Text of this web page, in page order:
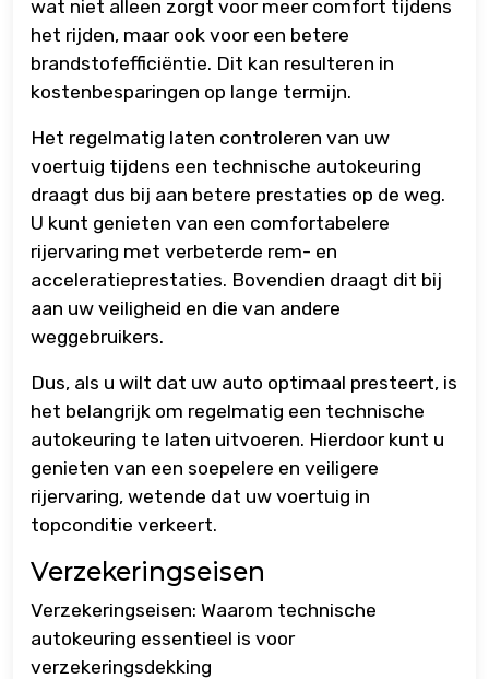
wat niet alleen zorgt voor meer comfort tijdens
het rijden, maar ook voor een betere
brandstofefficiëntie. Dit kan resulteren in
kostenbesparingen op lange termijn.
Het regelmatig laten controleren van uw
voertuig tijdens een technische autokeuring
draagt dus bij aan betere prestaties op de weg.
U kunt genieten van een comfortabelere
rijervaring met verbeterde rem- en
acceleratieprestaties. Bovendien draagt dit bij
aan uw veiligheid en die van andere
weggebruikers.
Dus, als u wilt dat uw auto optimaal presteert, is
het belangrijk om regelmatig een technische
autokeuring te laten uitvoeren. Hierdoor kunt u
genieten van een soepelere en veiligere
rijervaring, wetende dat uw voertuig in
topconditie verkeert.
Verzekeringseisen
Verzekeringseisen: Waarom technische
autokeuring essentieel is voor
verzekeringsdekking